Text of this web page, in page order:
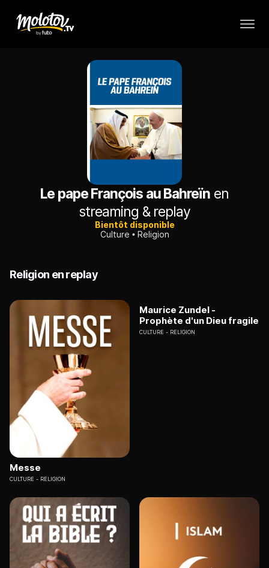
Le pape François au Bahreïn en
streaming & replay
Bientôt disponible
Culture
Religion
Religion en replay
Messe
CULTURE RELIGION
Maurice Zundel -
Prophète d'un Dieu fragile
CULTURE RELIGION